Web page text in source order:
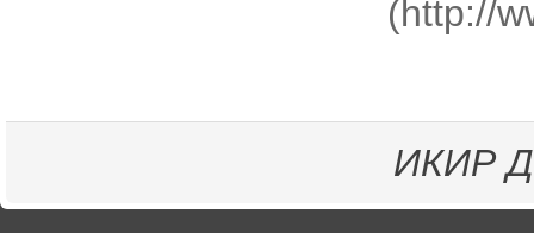
(http://
ИКИР